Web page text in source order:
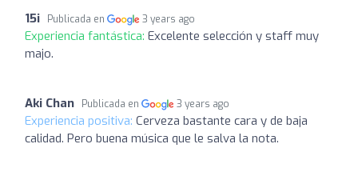
15i Publicada en 3 years ago
Experiencia fantástica: Excelente selección y staff muy
majo.
Aki Chan Publicada en 3 years ago
Experiencia positiva: Cerveza bastante cara y de baja
calidad. Pero buena música que le salva la nota.